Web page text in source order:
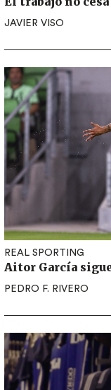
JAVIER VISO
REAL SPORTING
Aitor García
PEDRO F. RIVERO